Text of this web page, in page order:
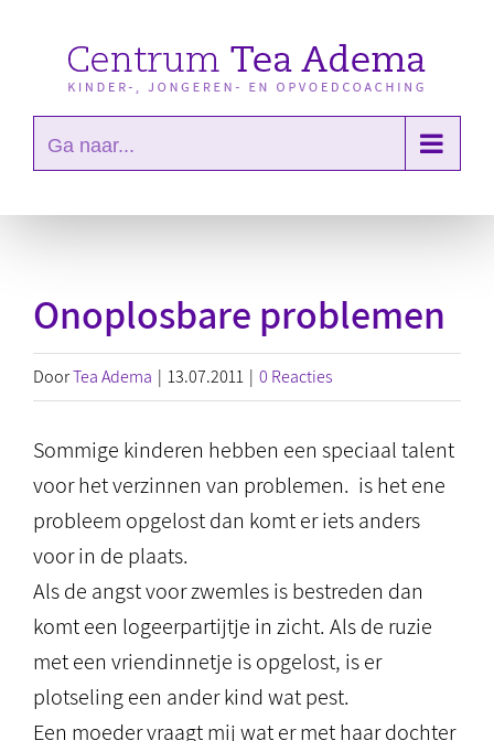
Ga naar...
Onoplosbare problemen
DoorTea Adema | 13.07.2011 | 0 Reacties
Sommige kinderen hebben een speciaal talent
voor het verzinnen van problemen. is het ene
probleem opgelost dan komt er iets anders
voor in de plaats.
Als de angst voor zwemles is bestreden dan
komt een logeerpartijtje in zicht. Als de ruzie
met een vriendinnetje is opgelost, is er
plotseling een ander kind wat pest.
Een moeder vraagt mij wat er met haar dochter